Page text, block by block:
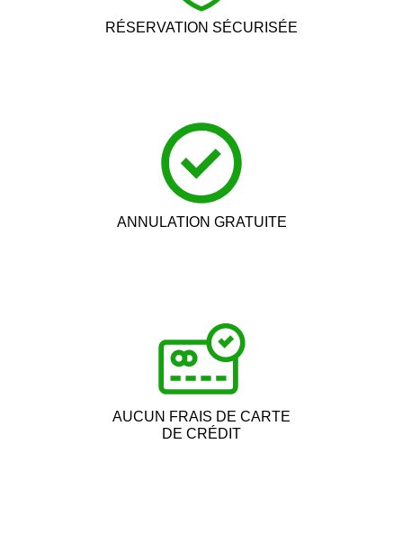
RÉSERVATION SÉCURISÉE
ANNULATION GRATUITE
AUCUN FRAIS DE CARTE
DE CRÉDIT